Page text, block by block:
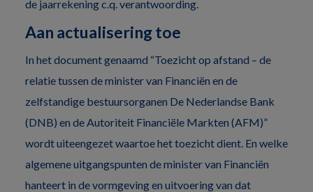
de jaarrekening c.q. verantwoording.
Aan actualisering toe
In het document genaamd “Toezicht op afstand – de
relatie tussen de minister van Financiën en de
zelfstandige bestuursorganen De Nederlandse Bank
(DNB) en de Autoriteit Financiële Markten (AFM)”
wordt uiteengezet waartoe het toezicht dient. En welke
algemene uitgangspunten de minister van Financiën
hanteert in de vormgeving en uitvoering van dat